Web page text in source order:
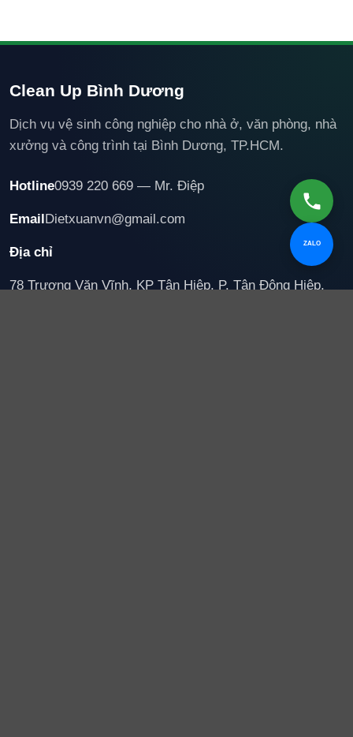
Clean Up Bình Dương
Dịch vụ vệ sinh công nghiệp cho nhà ở, văn phòng, nhà
xưởng và công trình tại Bình Dương, TP.HCM.
Hotline0939 220 669 — Mr. Điệp
EmailDietxuanvn@gmail.com
Địa chỉ
78 Trương Văn Vĩnh, KP Tân Hiệp, P. Tân Đông Hiệp,
ZALO